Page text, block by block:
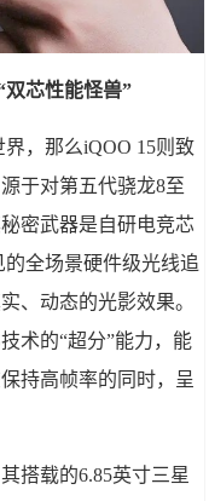
双芯性能怪兽”
，那么iQOO 15则致
于对第五代骁龙8至
密武器是自研电竞芯
全场景硬件级光线追
、动态的光影效果。
术的“超分”能力，能
持高帧率的同时，呈
搭载的6.85英寸三星